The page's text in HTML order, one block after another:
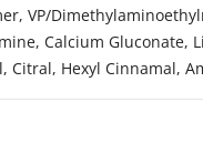
VP/
Calcium Gluconate,
Hexyl Cinnamal,